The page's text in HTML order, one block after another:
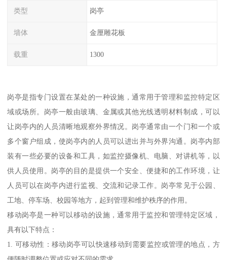
类型 岗亭
墙体 金厘雕花板
载重 1300
岗亭是指专门设置在某处的一种设施，通常用于管理和监控特定区
域或场所。岗亭一般由玻璃、金属或其他光线透明材料制成，可以
让岗亭内的人员清晰地观察外界情况。岗亭通常由一个门和一个或
多个窗户组成，使岗亭内的人员可以进出并与外界沟通。岗亭内部
装有一些必要的设备和工具，如监控摄像机、电脑、对讲机等，以
供人员使用。岗亭的目的是提供一个安全、便捷和的工作环境，让
人员可以在岗亭内进行监视、交流和记录工作。岗亭常见于公园、
工地、停车场、校园等地方，起到管理和维护秩序的作用。
移动岗亭是一种可以移动的设施，通常用于监控和管理特定区域，
具有以下特点：
1. 可移动性：移动岗亭可以快速移动到需要监控或管理的地点，方